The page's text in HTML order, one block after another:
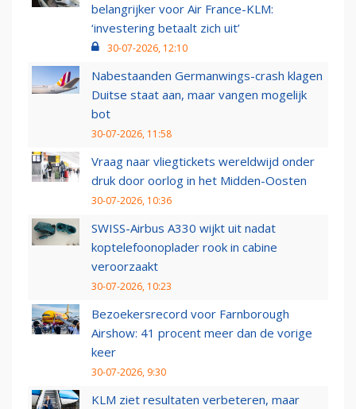
belangrijker voor Air France-KLM:
‘investering betaalt zich uit’
30-07-2026, 12:10
Nabestaanden Germanwings-crash klagen
Duitse staat aan, maar vangen mogelijk
bot
30-07-2026, 11:58
Vraag naar vliegtickets wereldwijd onder
druk door oorlog in het Midden-Oosten
30-07-2026, 10:36
SWISS-Airbus A330 wijkt uit nadat
koptelefoonoplader rook in cabine
veroorzaakt
30-07-2026, 10:23
Bezoekersrecord voor Farnborough
Airshow: 41 procent meer dan de vorige
keer
30-07-2026, 9:30
KLM ziet resultaten verbeteren, maar